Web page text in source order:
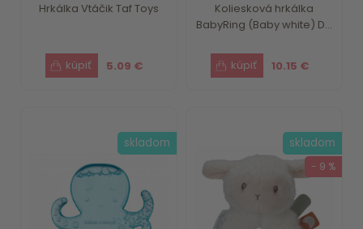
Hrkálka Vtáčik Taf Toys
5.09 €
Koliesková hrkálka
BabyRing (Baby white) D...
10.15 €
skladom skladom
- 9 %